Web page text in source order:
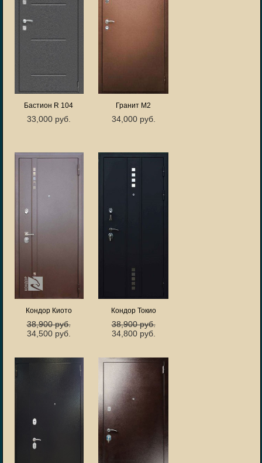
Бастион R 104
33,000 руб.
Гранит М2
34,000 руб.
Кондор Киото
38,900 руб.
34,500 руб.
Кондор Токио
38,900 руб.
34,800 руб.